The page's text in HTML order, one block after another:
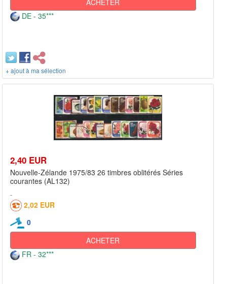
DE - 35***
+ ajout à ma sélection
2,40 EUR
Nouvelle-Zélande 1975/83 26 timbres oblitérés Séries
courantes (AL132)
2,02 EUR
0
ACHETER
FR - 32***